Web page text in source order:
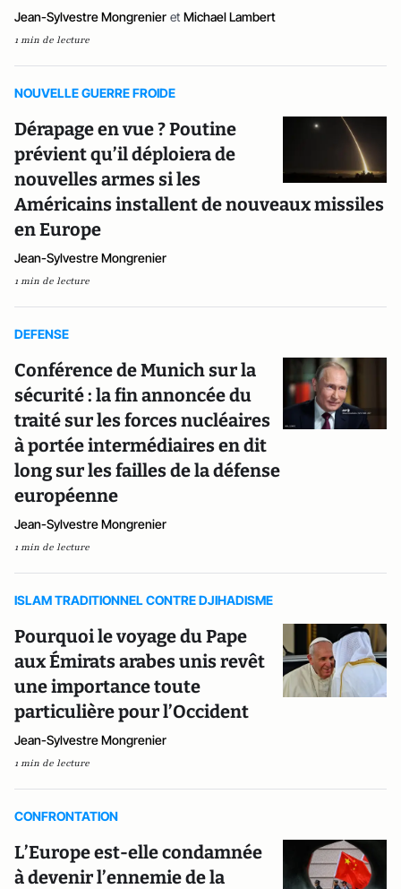
Jean-Sylvestre Mongrenier et Michael Lambert
1 min de lecture
NOUVELLE GUERRE FROIDE
Dérapage en vue ? Poutine
prévient qu’il déploiera de
nouvelles armes si les
Américains installent de nouveaux missiles
en Europe
Jean-Sylvestre Mongrenier
1 min de lecture
DEFENSE
Conférence de Munich sur la
sécurité : la fin annoncée du
traité sur les forces nucléaires
à portée intermédiaires en dit
long sur les failles de la défense
européenne
Jean-Sylvestre Mongrenier
1 min de lecture
ISLAM TRADITIONNEL CONTRE DJIHADISME
Pourquoi le voyage du Pape
aux Émirats arabes unis revêt
une importance toute
particulière pour l’Occident
Jean-Sylvestre Mongrenier
1 min de lecture
CONFRONTATION
L’Europe est-elle condamnée
à devenir l’ennemie de la